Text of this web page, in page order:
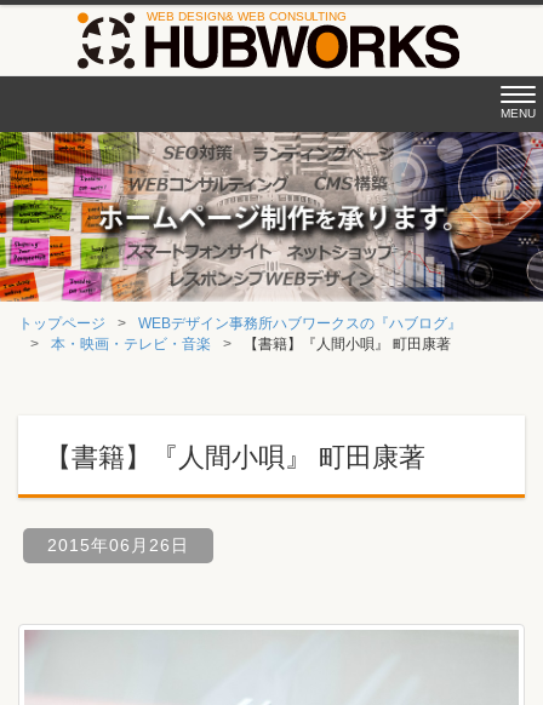
MENU
トップページ
WEBデザイン事務所ハブワークスの『ハブログ』
本・映画・テレビ・音楽
【書籍】『人間小唄』 町田康著
【書籍】『人間小唄』 町田康著
2015年06月26日